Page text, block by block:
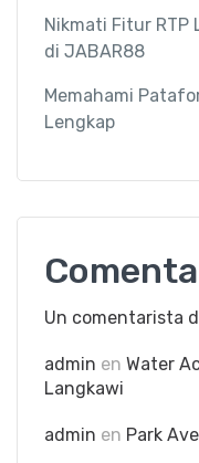
Nikmati Fitur RTP
di JABAR88
Memahami
Lengkap
Un comentarista
admin en Water
Langkawi
admin en Park